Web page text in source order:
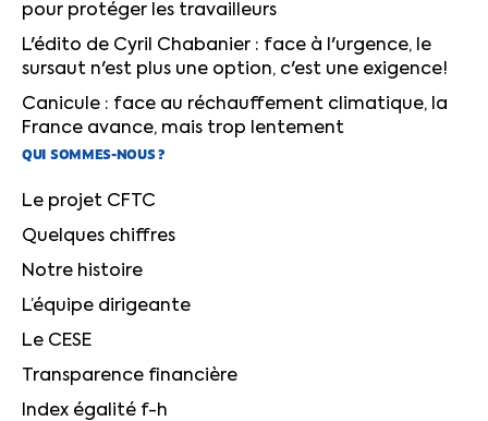
pour protéger les travailleurs
L'édito de Cyril Chabanier : face à l'urgence, le
sursaut n'est plus une option, c'est une exigence!
Canicule : face au réchauffement climatique, la
France avance, mais trop lentement
QUI SOMMES-NOUS ?
Le projet CFTC
Quelques chiffres
Notre histoire
L’équipe dirigeante
Le CESE
Transparence financière
Index égalité f-h